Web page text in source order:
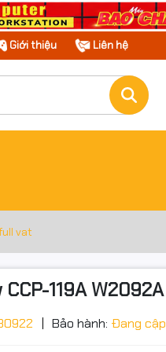
Giới thiệu Liên hệ
vat
119A
Bảo hành: Đang